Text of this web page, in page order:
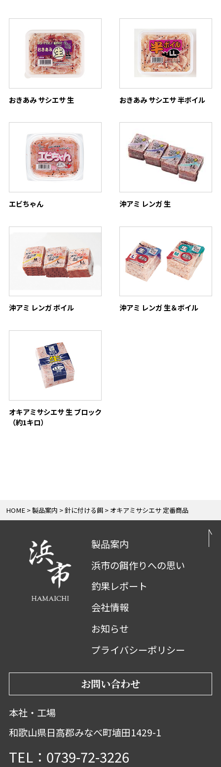
HOME 製品案内 針に付ける餌 オキアミサシエサ 定番商品
おきあみ サシエサ 生 おきあみ サシエサ 半ボイル
エビちゃん 沖アミ レンガ 生
沖アミ レンガ ボイル 沖アミ レンガ 生＆ボイル
オキアミサシエサ 生 ブロック
（約1キロ）
製品案内
浜市の餌作りへの思い
釣果レポート
会社情報
お知らせ
プライバシーポリシー
お問い合わせ
本社・工場
和歌山県日高郡みなべ町埴田1429-1
TEL：0739-72-3226